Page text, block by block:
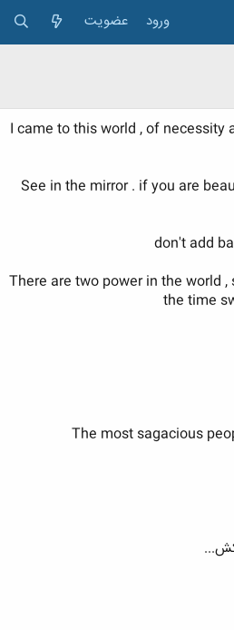
ورود عضویت
I came to this world , of necessity
See in the mirror . if you are
don't add
There are two power in the world
the time
The most sagacious